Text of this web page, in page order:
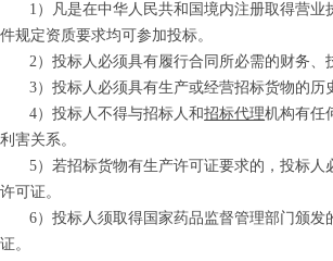
1）凡是在中华人民共和国境内注册取得营业
件规定资质要求均可参加投标。
2）投标人必须具有履行合同所必需的财务、
3）投标人必须具有生产或经营招标货物的历
4）投标人不得与招标人和招标代理机构有任
利害关系。
5）若招标货物有生产许可证要求的，投标人
许可证。
6）投标人须取得国家药品监督管理部门颁发
证。